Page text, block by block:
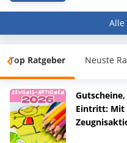
Alle
Top Ratgeber Neuste
Eintritt: Mit